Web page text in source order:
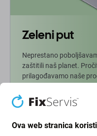
Zeleni put
Neprestano
zaštitili naš planet.
prilagođavamo naše
Više info
Ova web stranica